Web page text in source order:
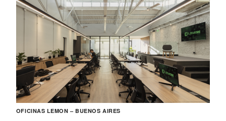
OFICINAS LEMON – BUENOS AIRES